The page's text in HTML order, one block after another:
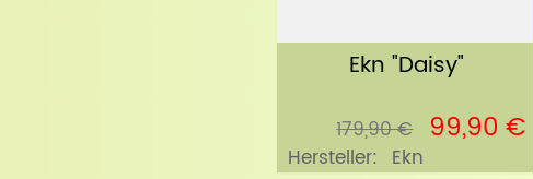
Ekn "Daisy"
179,90 € 99,90 €
Hersteller: Ekn